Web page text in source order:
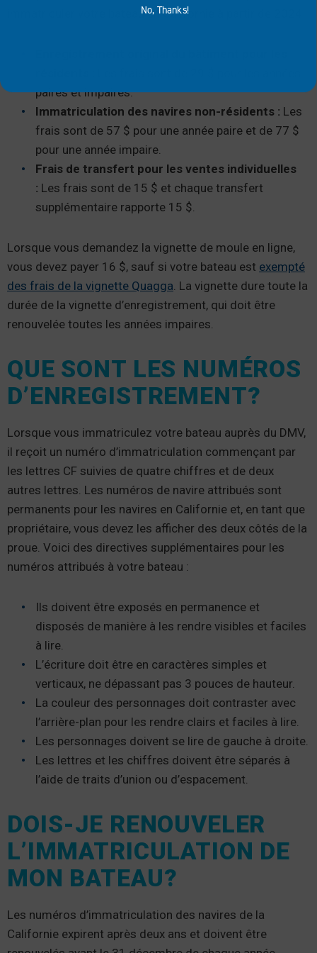
immatriculer votre bateau en Californie à partir de 2024 :
paires et impaires.
Immatriculation des navires non-résidents : Les
frais sont de 57 $ pour une année paire et de 77 $
pour une année impaire.
Frais de transfert pour les ventes individuelles
: Les frais sont de 15 $ et chaque transfert
supplémentaire rapporte 15 $.
Lorsque vous demandez la vignette de moule en ligne,
vous devez payer 16 $, sauf si votre bateau est exempté
des frais de la vignette Quagga . La vignette dure toute la
durée de la vignette d’enregistrement, qui doit être
renouvelée toutes les années impaires.
QUE SONT LES NUMÉROS
D’ENREGISTREMENT?
Lorsque vous immatriculez votre bateau auprès du DMV,
il reçoit un numéro d’immatriculation commençant par
les lettres CF suivies de quatre chiffres et de deux
autres lettres. Les numéros de navire attribués sont
permanents pour les navires en Californie et, en tant que
propriétaire, vous devez les afficher des deux côtés de la
proue. Voici des directives supplémentaires pour les
numéros attribués à votre bateau :
Ils doivent être exposés en permanence et
disposés de manière à les rendre visibles et faciles
à lire.
L’écriture doit être en caractères simples et
verticaux, ne dépassant pas 3 pouces de hauteur.
La couleur des personnages doit contraster avec
l’arrière-plan pour les rendre clairs et faciles à lire.
Les personnages doivent se lire de gauche à droite.
Les lettres et les chiffres doivent être séparés à
l’aide de traits d’union ou d’espacement.
DOIS-JE RENOUVELER
L’IMMATRICULATION DE
MON BATEAU?
Les numéros d’immatriculation des navires de la
Californie expirent après deux ans et doivent être
No, Thanks!